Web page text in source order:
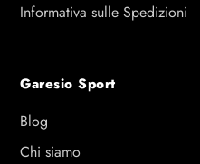
Informativa sulle Spedizioni
Garesio Sport
Blog
Chi siamo